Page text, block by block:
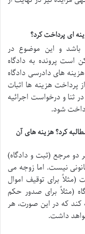
ای پرداخت کرد؟
باشد و این موضوع در
پرونده به دادگاه
های دادرسی دادگاه
پرداخت هزینه ها اثبات
ثنا و درخواست اجرائیه
شود.
کرد؟ هزینه های آن
دو مرجع (ثبت و دادگاه)
نیست. اما زوجه می
برای توقیف اموال
(مثلاً برای صدور حکم
که در این صورت، هر
داشت.